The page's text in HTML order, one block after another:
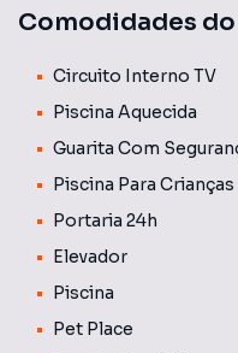
Comodidades
Circuito Interno TV
Piscina Aquecida
Guarita Com
Piscina Para Crianças
Portaria 24h
Elevador
Piscina
Pet Place